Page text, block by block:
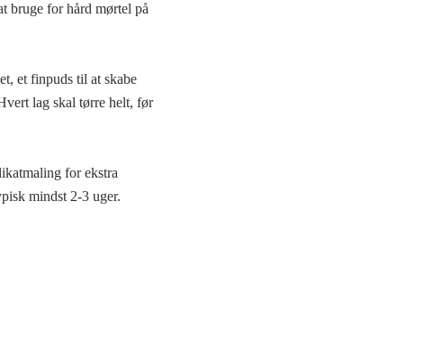
bruge for hård mørtel på
et finpuds til at skabe
lag skal tørre helt, før
for ekstra
mindst 2-3 uger.